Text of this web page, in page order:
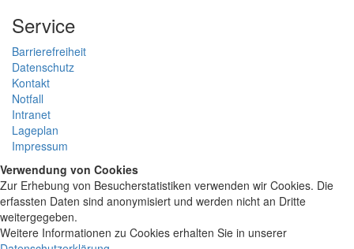
Service
Barrierefreiheit
Datenschutz
Kontakt
Notfall
Intranet
Lageplan
Impressum
Verwendung von Cookies
Zur Erhebung von Besucherstatistiken verwenden wir Cookies. Die
erfassten Daten sind anonymisiert und werden nicht an Dritte
weitergegeben.
Weitere Informationen zu Cookies erhalten Sie in unserer